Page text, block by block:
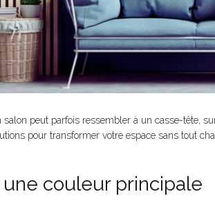
peut parfois ressembler à un casse-tête,
pour transformer votre espace sans tout
une couleur principale